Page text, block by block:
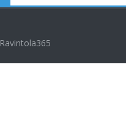
Ravintola365